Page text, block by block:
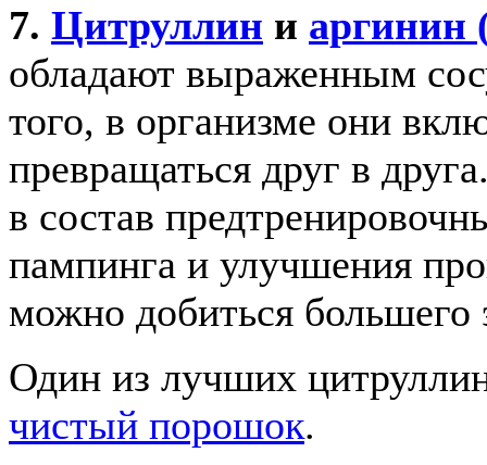
7. Цитруллин и аргинин
обладают выраженным
того, в организме они
превращаться друг в
в состав
пампинга и улучшения
можно добиться большего
Один из лучших
чистый порошок.